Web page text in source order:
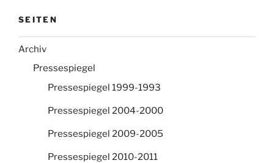
SEITEN
Archiv
Pressespiegel
Pressespiegel 1999-1993
Pressespiegel 2004-2000
Pressespiegel 2009-2005
Pressespiegel 2010-2011